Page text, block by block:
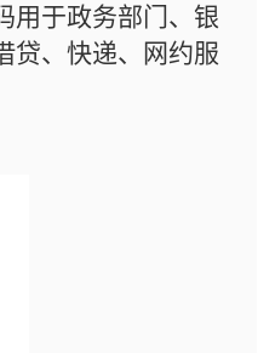
用于政务部门、银
贷、快递、网约服